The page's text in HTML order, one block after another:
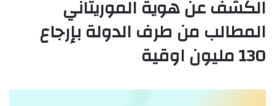
الكشف عن هوية الموريتاني
المطالب من طرف الدولة بإرجاع
130 مليون اوقية